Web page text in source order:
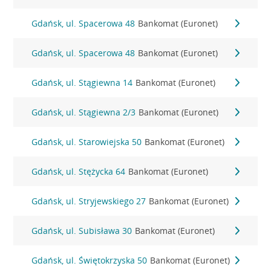
Gdańsk, ul. Spacerowa 48 Bankomat (Euronet)
Gdańsk, ul. Spacerowa 48 Bankomat (Euronet)
Gdańsk, ul. Stągiewna 14 Bankomat (Euronet)
Gdańsk, ul. Stągiewna 2/3 Bankomat (Euronet)
Gdańsk, ul. Starowiejska 50 Bankomat (Euronet)
Gdańsk, ul. Stężycka 64 Bankomat (Euronet)
Gdańsk, ul. Stryjewskiego 27 Bankomat (Euronet)
Gdańsk, ul. Subisława 30 Bankomat (Euronet)
Gdańsk, ul. Świętokrzyska 50 Bankomat (Euronet)